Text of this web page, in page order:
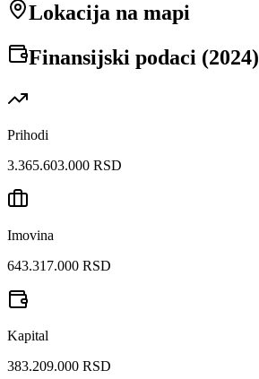
Lokacija na mapi
Finansijski podaci (2024)
Prihodi
3.365.603.000 RSD
Imovina
643.317.000 RSD
Kapital
383.209.000 RSD